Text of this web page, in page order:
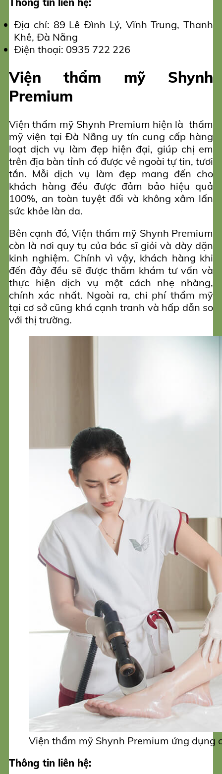
Địa chỉ: 89 Lê Đình Lý, Vĩnh Trung, Thanh
Khê, Đà Nẵng
Điện thoại: 0935 722 226
Viện thẩm mỹ Shynh
Premium
Viện thẩm mỹ Shynh Premium hiện là thẩm
mỹ viện tại Đà Nẵng uy tín cung cấp hàng
loạt dịch vụ làm đẹp hiện đại, giúp chị em
trên địa bàn tỉnh có được vẻ ngoài tự tin, tươi
tắn. Mỗi dịch vụ làm đẹp mang đến cho
khách hàng đều được đảm bảo hiệu quả
100%, an toàn tuyệt đối và không xâm lấn
sức khỏe làn da.
Bên cạnh đó, Viện thẩm mỹ Shynh Premium
còn là nơi quy tụ của bác sĩ giỏi và dày dặn
kinh nghiệm. Chính vì vậy, khách hàng khi
đến đây đều sẽ được thăm khám tư vấn và
thực hiện dịch vụ một cách nhẹ nhàng,
chính xác nhất. Ngoài ra, chi phí thẩm mỹ
tại cơ sở cũng khá cạnh tranh và hấp dẫn so
với thị trường.
Viện thẩm mỹ Shynh Premium ứng dụng
Thông tin liên hệ: